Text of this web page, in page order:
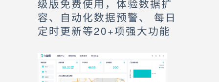
级版免费使用，体验数据扩
容、自动化数据预警、 每日
定时更新等20+项强大功能